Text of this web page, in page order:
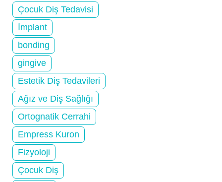
Çocuk Diş Tedavisi
İmplant
bonding
gingive
Estetik Diş Tedavileri
Ağız ve Diş Sağlığı
Ortognatik Cerrahi
Empress Kuron
Fizyoloji
Çocuk Diş